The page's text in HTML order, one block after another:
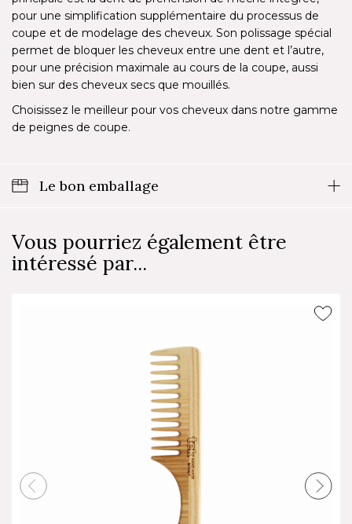
pour une simplification supplémentaire du processus de
coupe et de modelage des cheveux. Son polissage spécial
permet de bloquer les cheveux entre une dent et l’autre,
pour une précision maximale au cours de la coupe, aussi
bien sur des cheveux secs que mouillés.
Choisissez le meilleur pour vos cheveux dans notre gamme
de peignes de coupe.
Le bon emballage
Vous pourriez également être
intéressé par...